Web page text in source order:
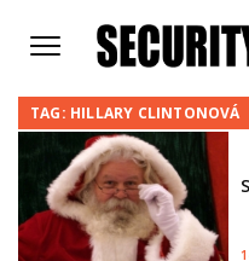
TAG: HILLARY CLINTONOVÁ